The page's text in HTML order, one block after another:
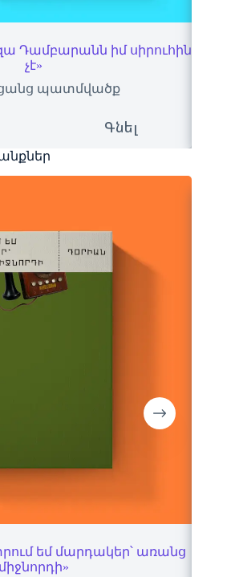
Դամբարանն իմ սիրուհին
չէ»
պատմվածք
Գնել
եմ մարդակեր՝ առանց
միջնորդի»